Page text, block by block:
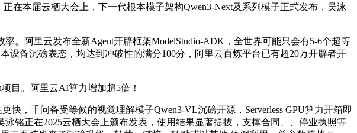
在本届云栖大会上，下一代根本模子架构Qwen3-Next及系列模子正式发布，吴泳
阿里云发布全新Agent开辟框架ModelStudio-ADK，全世界可能只会有5-6个超等
设备沉磅表态，均达到冲破性的满分100分，阿里云百炼平台已有超20万开辟者开
目。阿里云AI算力增加超5倍！
，千问备受等候的视觉理解模子Qwen3-VL沉磅开源，Serverless GPU算⼒开箱即
铭正在2025云栖大会上颁布发表，使用结果显著提拔，支撑合同、、停业执照等